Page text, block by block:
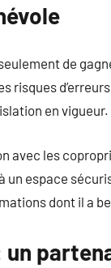
de
risques
en vigueur.
avec les
un espace
dont il a